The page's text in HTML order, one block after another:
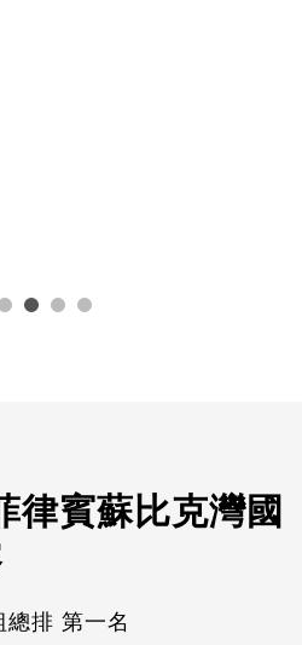
賓蘇比克灣國
排 第一名